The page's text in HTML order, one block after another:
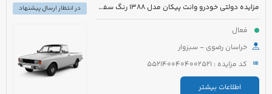
مزایده دولتی خودرو وانت پیکان مدل 1388 رنگ سفید شیری
فعال
خراسان رضوی - سبزوار
کد مزایده : 5521400404002521
اطلاعات بیشتر
در انتظار ارسال پیشنهاد